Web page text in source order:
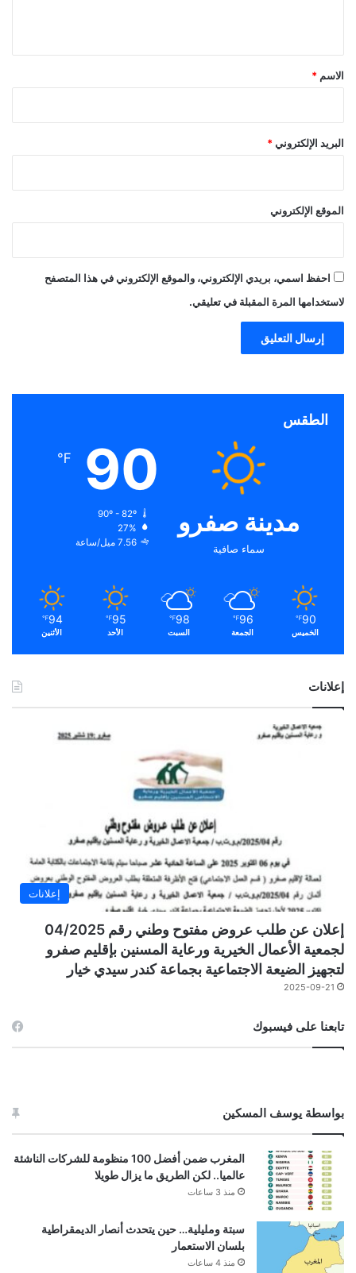
*
الاسم *
البريد الإلكتروني *
الموقع الإلكتروني
احفظ اسمي، بريدي الإلكتروني، والموقع الإلكتروني في هذا المتصفح
لاستخدامها المرة المقبلة في تعليقي.
الطقس
مدينة صفرو
سماء صافية
90
℉
90º - 82º
27%
7.56 ميل/ساعة
90
℉
الخميس
96
℉
الجمعة
98
℉
السبت
95
℉
الأحد
94
℉
الأثنين
إعلانات
إعلانات
إعلان عن طلب عروض مفتوح وطني رقم 04/2025
لجمعية الأعمال الخيرية ورعاية المسنين بإقليم صفرو
لتجهيز الضيعة الاجتماعية بجماعة كندر سيدي خيار
2025-09-21
تابعنا على فيسبوك
بواسطة يوسف المسكين
المغرب ضمن أفضل 100 منظومة للشركات الناشئة
عالميا.. لكن الطريق ما يزال طويلا
منذ 3 ساعات
سبتة ومليلية… حين يتحدث أنصار الديمقراطية
بلسان الاستعمار
منذ 4 ساعات